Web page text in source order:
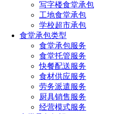
写字楼食堂承包
工地食堂承包
学校超市承包
食堂承包类型
食堂承包服务
食堂托管服务
快餐配送服务
食材供应服务
劳务派遣服务
厨具销售服务
经营模式服务